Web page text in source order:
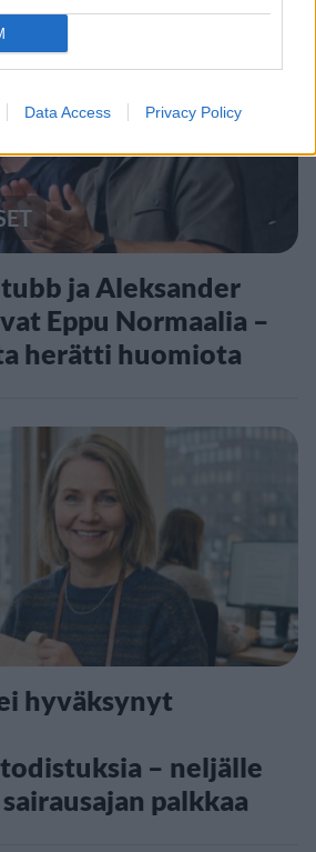
Data Access Privacy Policy
ja Aleksander
Eppu Normaalia –
herätti huomiota
hyväksynyt
– neljälle
palkkaa